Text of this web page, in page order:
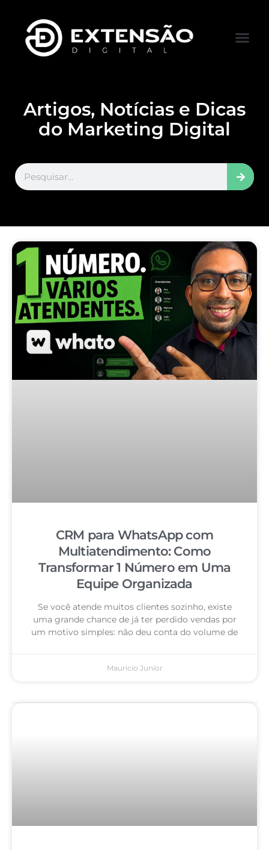
Artigos, Notícias e Dicas
do Marketing Digital
CRM para WhatsApp com
Multiatendimento: Como
Transformar 1 Número em Uma
Equipe Organizada
Se você atende muitos clientes sozinho, existe
uma grande chance de já ter perdido vendas por
um motivo simples: não deu conta do volume de
Mauricio Junior